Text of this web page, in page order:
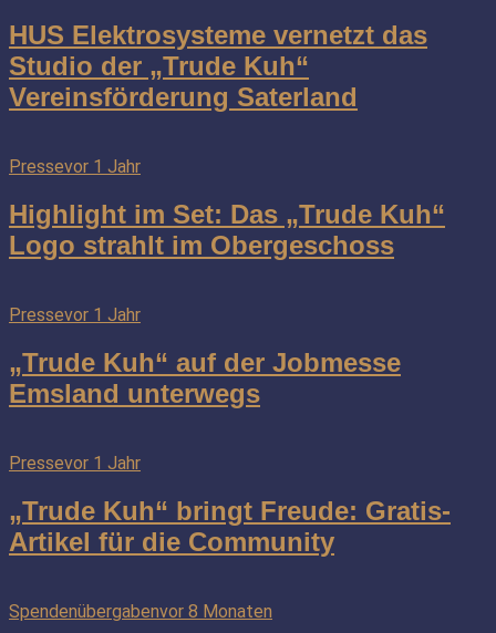
HUS Elektrosysteme vernetzt das
Studio der „Trude Kuh“
Vereinsförderung Saterland
Pressevor 1 Jahr
Highlight im Set: Das „Trude Kuh“
Logo strahlt im Obergeschoss
Pressevor 1 Jahr
„Trude Kuh“ auf der Jobmesse
Emsland unterwegs
Pressevor 1 Jahr
„Trude Kuh“ bringt Freude: Gratis-
Artikel für die Community
Spendenübergabenvor 8 Monaten